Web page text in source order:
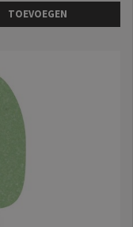
TOEVOEGEN